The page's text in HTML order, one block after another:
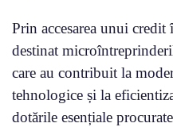
Prin accesarea unui
destinat
care au contribuit la
tehnologice și la
dotările esențiale